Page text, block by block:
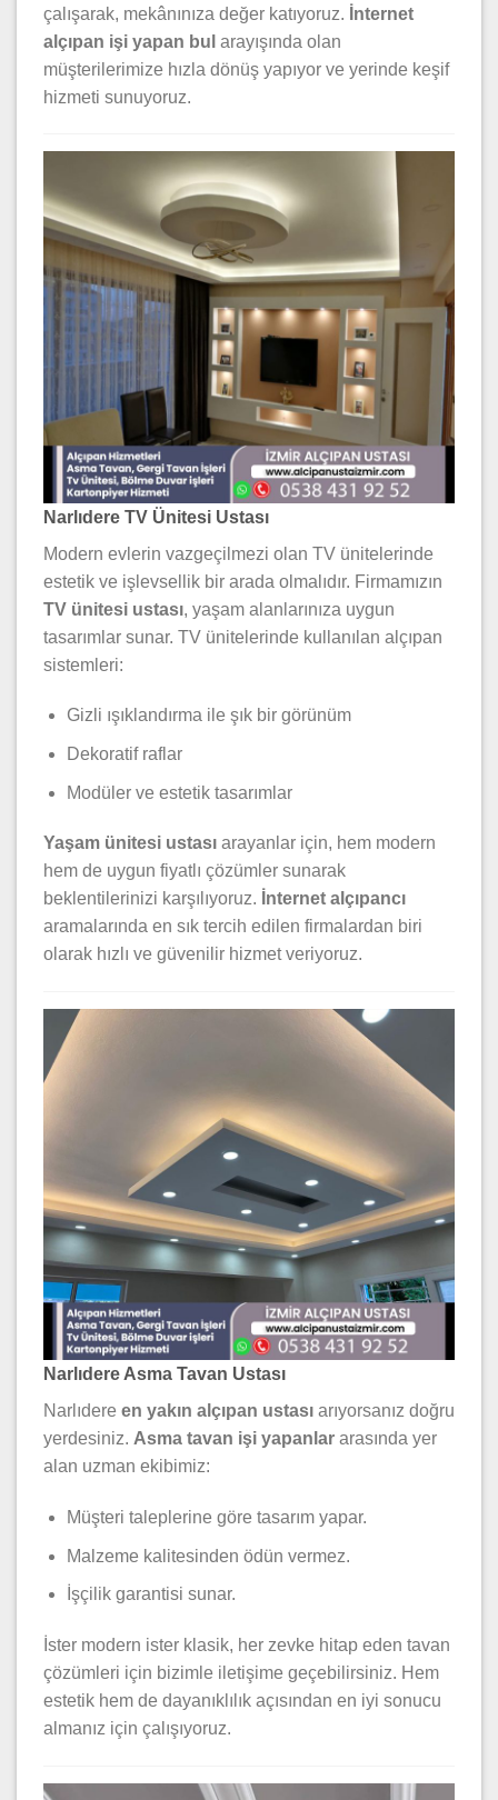
çalışarak, mekânınıza değer katıyoruz. İnternet
alçıpan işi yapan bul arayışında olan
müşterilerimize hızla dönüş yapıyor ve yerinde keşif
hizmeti sunuyoruz.
Narlıdere TV Ünitesi Ustası
Modern evlerin vazgeçilmezi olan TV ünitelerinde
estetik ve işlevsellik bir arada olmalıdır. Firmamızın
TV ünitesi ustası, yaşam alanlarınıza uygun
tasarımlar sunar. TV ünitelerinde kullanılan alçıpan
sistemleri:
Gizli ışıklandırma ile şık bir görünüm
Dekoratif raflar
Modüler ve estetik tasarımlar
Yaşam ünitesi ustası arayanlar için, hem modern
hem de uygun fiyatlı çözümler sunarak
beklentilerinizi karşılıyoruz. İnternet alçıpancı
aramalarında en sık tercih edilen firmalardan biri
olarak hızlı ve güvenilir hizmet veriyoruz.
Narlıdere Asma Tavan Ustası
Narlıdere en yakın alçıpan ustası arıyorsanız doğru
yerdesiniz. Asma tavan işi yapanlar arasında yer
alan uzman ekibimiz:
Müşteri taleplerine göre tasarım yapar.
Malzeme kalitesinden ödün vermez.
İşçilik garantisi sunar.
İster modern ister klasik, her zevke hitap eden tavan
çözümleri için bizimle iletişime geçebilirsiniz. Hem
estetik hem de dayanıklılık açısından en iyi sonucu
almanız için çalışıyoruz.